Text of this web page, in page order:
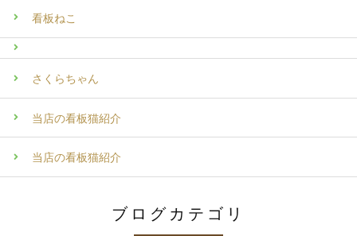
看板ねこ
さくらちゃん
当店の看板猫紹介
当店の看板猫紹介
ブログカテゴリ